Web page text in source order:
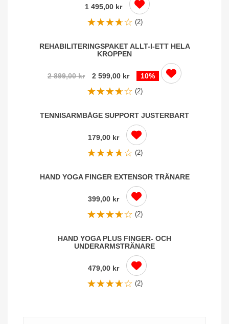
1 495,00 kr
(2)
REHABILITERINGSPAKET ALLT-I-ETT HELA
KROPPEN
2 899,00 kr 2 599,00 kr 10%
(2)
TENNISARMBÅGE SUPPORT JUSTERBART
179,00 kr
(2)
HAND YOGA FINGER EXTENSOR TRÄNARE
399,00 kr
(2)
HAND YOGA PLUS FINGER- OCH
UNDERARMSTRÄNARE
479,00 kr
(2)